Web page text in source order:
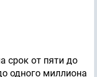
срок от пяти до
одного миллиона